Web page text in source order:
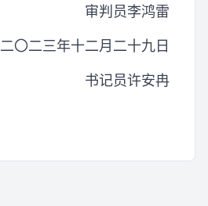
审判员李鸿雷
二〇二三年十二月二十九日
书记员许安冉